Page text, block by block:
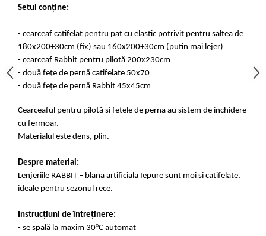
Setul conține:
- cearceaf catifelat pentru pat cu elastic potrivit pentru saltea de
180x200+30cm (fix) sau 160x200+30cm (putin mai lejer)
- cearceaf Rabbit pentru pilotă 200x230cm
- două fețe de pernă catifelate 50x70
- două fețe de pernă Rabbit 45x45cm
Cearceaful pentru pilotă si fetele de perna au sistem de inchidere
cu fermoar.
Materialul este dens, plin.
Despre material:
Lenjeriile RABBIT – blana artificiala Iepure sunt moi si catifelate,
ideale pentru sezonul rece.
Instrucțiuni de întreținere:
- se spală la maxim 30°C automat